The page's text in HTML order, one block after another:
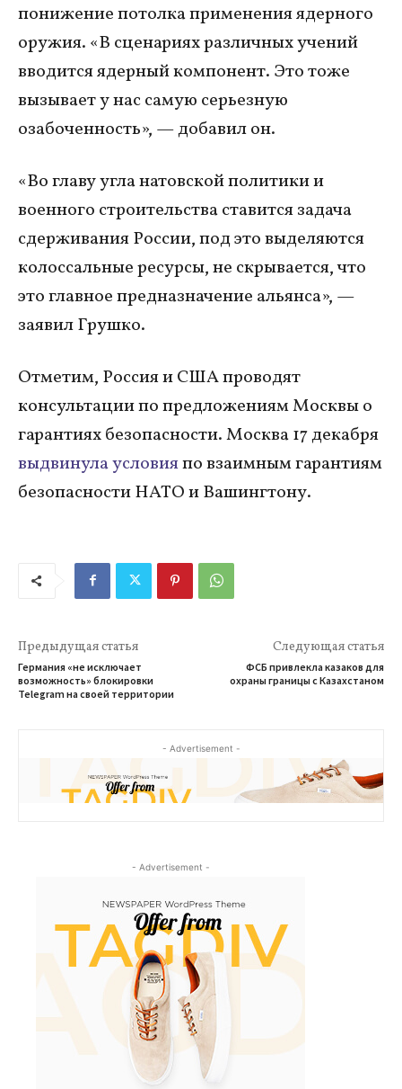
понижение потолка применения ядерного
оружия. «В сценариях различных учений
вводится ядерный компонент. Это тоже
вызывает у нас самую серьезную
озабоченность», — добавил он.
«Во главу угла натовской политики и
военного строительства ставится задача
сдерживания России, под это выделяются
колоссальные ресурсы, не скрывается, что
это главное предназначение альянса», —
заявил Грушко.
Отметим, Россия и США проводят
консультации по предложениям Москвы о
гарантиях безопасности. Москва 17 декабря
выдвинула условияпо взаимным гарантиям
безопасности НАТО и Вашингтону.
Предыдущая статья
Германия «не исключает
возможность» блокировки
Telegram на своей территории
Следующая статья
ФСБ привлекла казаков для
охраны границы с Казахстаном
- Advertisement -
- Advertisement -